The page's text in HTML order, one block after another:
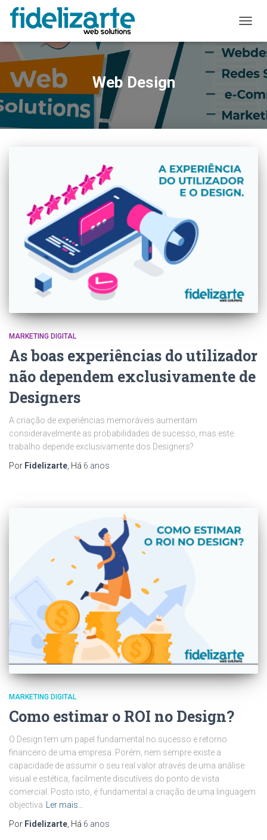
A
Web Design
MARKETING DIGITAL
As boas experiências do utilizador
não dependem exclusivamente de
Designers
A criação de experiências memoráveis aumentam
consideravelmente as probabilidades de sucesso, mas este
trabalho depende exclusivamente dos Designers?
Por Fidelizarte , Há 6 anos
MARKETING DIGITAL
Como estimar o ROI no Design?
O Design tem um papel fundamental no sucesso e retorno
financeiro de uma empresa. Porém, nem sempre existe a
capacidade de assumir o seu real valor através de uma análise
visual e estética, facilmente discutíveis do ponto de vista
comercial. Posto isto, é fundamental a criação de uma linguagem
objectiva Ler mais…
Por Fidelizarte, Há 6 anos